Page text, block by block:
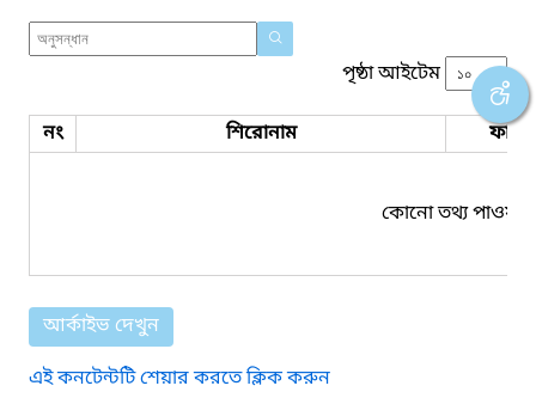
পৃষ্ঠা আইটেম
নং শিরোনাম ফাইল
কোনো তথ্য পাওয়া
আর্কাইভ দেখুন
এই কনটেন্টটি শেয়ার করতে ক্লিক করুন